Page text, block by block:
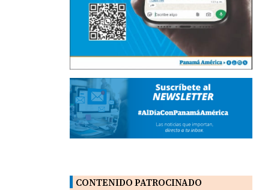
CONTENIDO PATROCINADO